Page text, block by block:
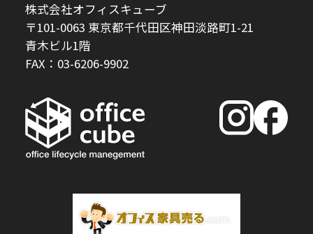
株式会社オフィスキューブ
〒101-0063 東京都千代田区神田淡路町1-21
青木ビル1階
FAX：03-6206-9902